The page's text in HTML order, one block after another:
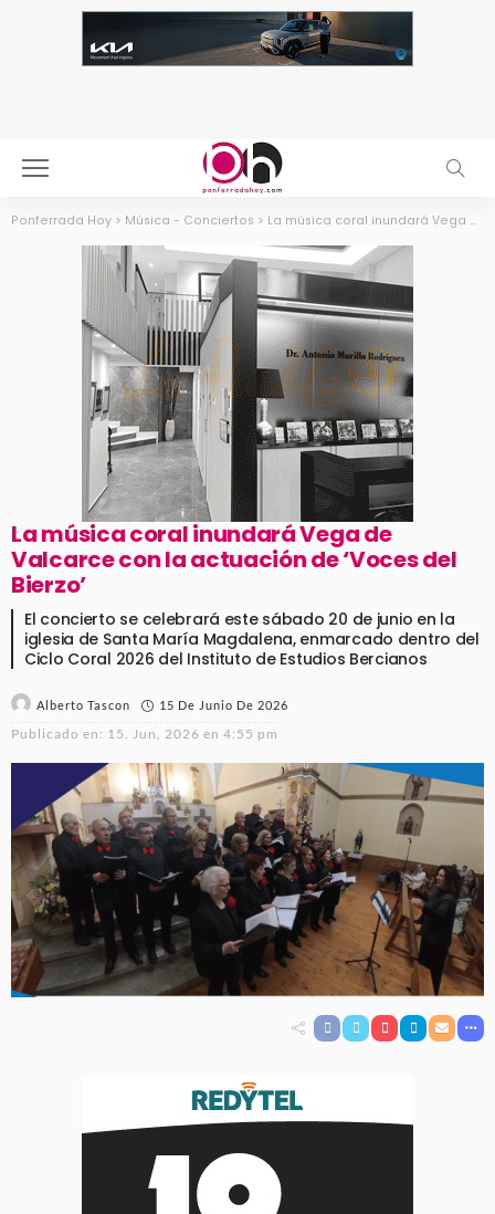
Ponferrada Hoy > Música - Conciertos > La música coral inundará Vega de Valcarce con la actuación de ‘Voces del Bierzo’
La música coral inundará Vega de
Valcarce con la actuación de ‘Voces del
Bierzo’
El concierto se celebrará este sábado 20 de junio en la
iglesia de Santa María Magdalena, enmarcado dentro del
Ciclo Coral 2026 del Instituto de Estudios Bercianos
Alberto Tascon 15 De Junio De 2026
Publicado en: 15. Jun, 2026 en 4:55 pm